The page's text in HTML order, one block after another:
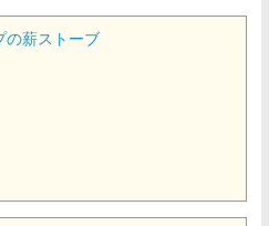
の薪ストーブ